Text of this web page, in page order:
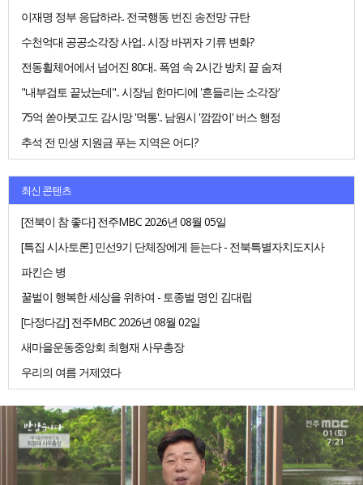
이재명 정부 응답하라.. 전국행동 번진 송전망 규탄
수천억대 공공소각장 사업.. 시장 바뀌자 기류 변화?
전동휠체어에서 넘어진 80대.. 폭염 속 2시간 방치 끝 숨져
"내부검토 끝났는데".. 시장님 한마디에 '흔들리는 소각장'
75억 쏟아붓고도 감시망 '먹통'.. 남원시 '깜깜이' 버스 행정
추석 전 민생 지원금 푸는 지역은 어디?
최신 콘텐츠
[전북이 참 좋다] 전주MBC 2026년 08월 05일
[특집 시사토론] 민선9기 단체장에게 듣는다 - 전북특별자치도지사
파킨슨 병
꿀벌이 행복한 세상을 위하여 - 토종벌 명인 김대립
[다정다감] 전주MBC 2026년 08월 02일
새마을운동중앙회 최형재 사무총장
우리의 여름 거제였다